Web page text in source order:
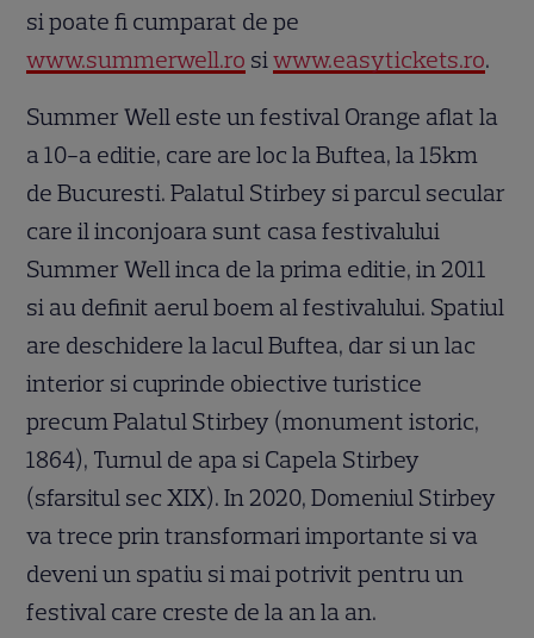
si poate fi cumparat de pe
www.summerwell.ro siwww.easytickets.ro.
Summer Well este un festival Orange aflat la
a 10-a editie, care are loc la Buftea, la 15km
de Bucuresti. Palatul Stirbey si parcul secular
care il inconjoara sunt casa festivalului
Summer Well inca de la prima editie, in 2011
si au definit aerul boem al festivalului. Spatiul
are deschidere la lacul Buftea, dar si un lac
interior si cuprinde obiective turistice
precum Palatul Stirbey (monument istoric,
1864), Turnul de apa si Capela Stirbey
(sfarsitul sec XIX). In 2020, Domeniul Stirbey
va trece prin transformari importante si va
deveni un spatiu si mai potrivit pentru un
festival care creste de la an la an.